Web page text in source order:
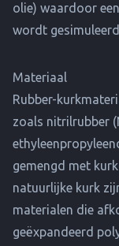
olie) waardoor een
wordt
Materiaal
Rubber-
zoals nitrilrubber
gemengd met
natuurlijke kurk
materialen die
geëxpandeerd